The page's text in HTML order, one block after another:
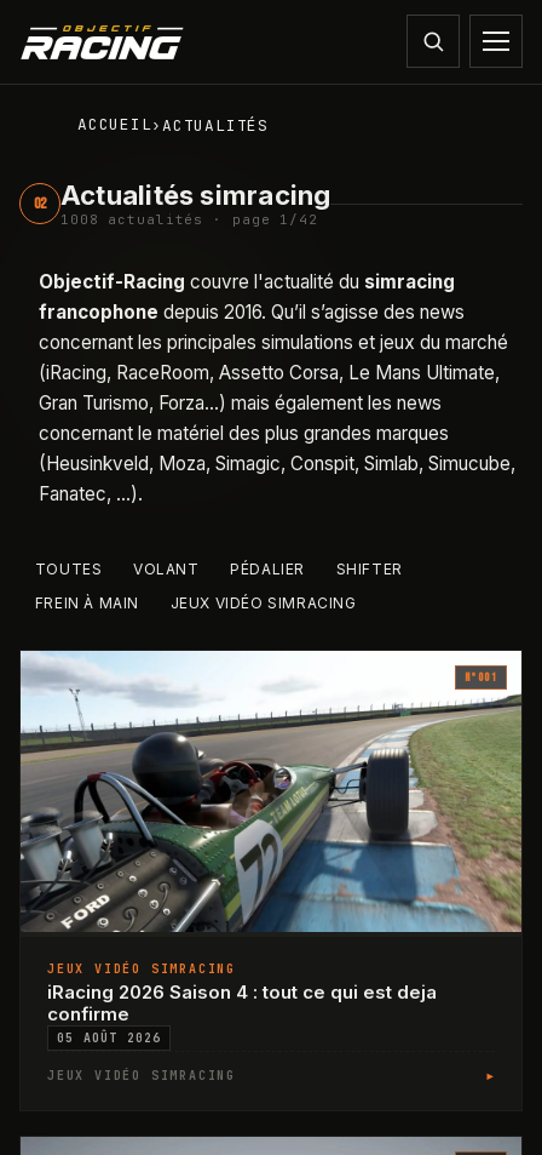
ACCUEIL›ACTUALITÉS
02 Actualités simracing
1008 actualité s · page 1/42
Objectif-Racing couvre l'actualité du simracing
francophone depuis 2016. Qu’il s’agisse des news
concernant les principales simulations et jeux du marché
(iRacing, RaceRoom, Assetto Corsa, Le Mans Ultimate,
Gran Turismo, Forza…) mais également les news
concernant le matériel des plus grandes marques
(Heusinkveld, Moza, Simagic, Conspit, Simlab, Simucube,
Fanatec, …).
TOUTES VOLANT PÉDALIER
SHIFTER
FREIN À MAIN
JEUX VIDÉO SIMRACING
N° 001
JEUX VIDÉO SIMRACING
iRacing 2026 Saison 4 : tout ce qui est deja
confirme
05 AOÛT 2026
JEUX VIDÉO SIMRACING ▸